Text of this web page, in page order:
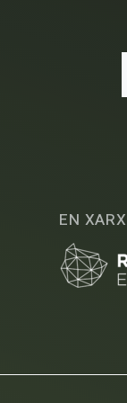
EN